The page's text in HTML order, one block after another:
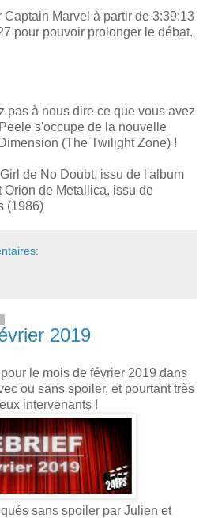
Marvel à partir de 3:39:13
pour pouvoir prolonger le débat.
pas à nous dire ce que vous avez
s'occupe de la nouvelle
(The Twilight Zone) !
de No Doubt, issu de l'album
de Metallica, issu de
(1986)
2019
le mois de février 2019 dans
ou sans spoiler, et pourtant très
intervenants !
sans spoiler par Julien et